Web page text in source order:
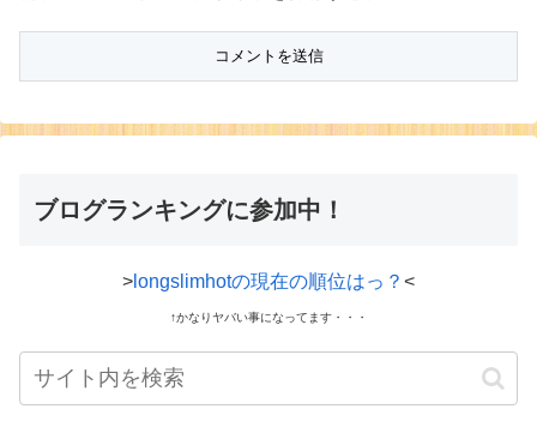
ブログランキングに参加中！
> longslimhotの現在の順位はっ？ <
↑かなりヤバい事になってます・・・